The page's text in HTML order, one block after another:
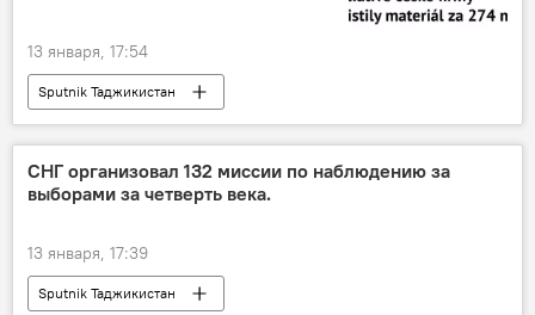
13 января, 17:54
Sputnik Таджикистан
СНГ организовал 132 миссии по наблюдению за
выборами за четверть века.
13 января, 17:39
Sputnik Таджикистан